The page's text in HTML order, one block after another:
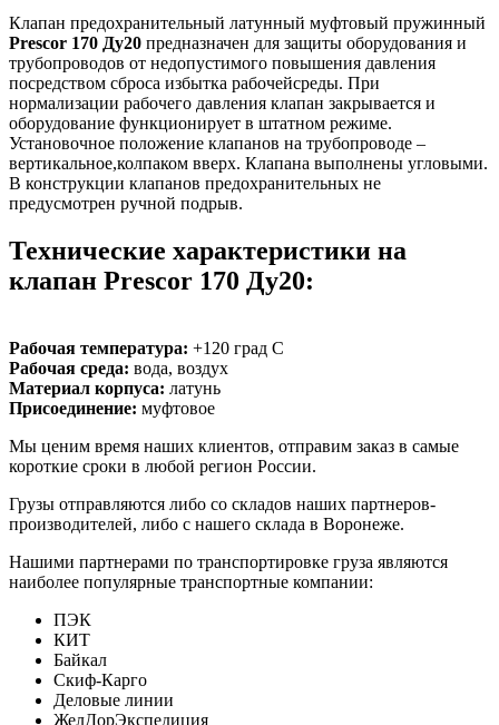
Клапан предохранительный латунный муфтовый пружинный
Prescor 170 Ду20 предназначен для защиты оборудования и
трубопроводов от недопустимого повышения давления
посредством сброса избытка рабочейсреды. При
нормализации рабочего давления клапан закрывается и
оборудование функционирует в штатном режиме.
Установочное положение клапанов на трубопроводе –
вертикальное,колпаком вверх. Клапана выполнены угловыми.
В конструкции клапанов предохранительных не
предусмотрен ручной подрыв.
Технические характеристики на
клапан Prescor 170 Ду20:
Рабочая температура: +120 град С
Рабочая среда: вода, воздух
Материал корпуса: латунь
Присоединение: муфтовое
Мы ценим время наших клиентов, отправим заказ в самые
короткие сроки в любой регион России.
Грузы отправляются либо со складов наших партнеров-
производителей, либо с нашего склада в Воронеже.
Нашими партнерами по транспортировке груза являются
наиболее популярные транспортные компании:
ПЭК
КИТ
Байкал
Скиф-Карго
Деловые линии
ЖелДорЭкспедиция